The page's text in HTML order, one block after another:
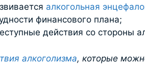
алкогольная
финансового плана;
действия со стороны
алкоголизма, которые